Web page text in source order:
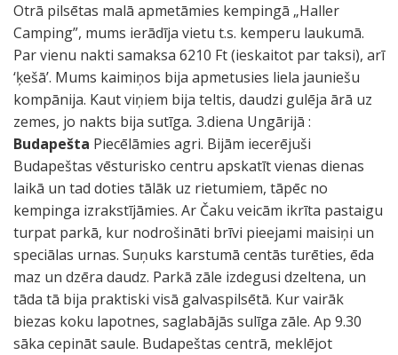
Otrā pilsētas malā apmetāmies kempingā „Haller
Camping”, mums ierādīja vietu t.s. kemperu laukumā.
Par vienu nakti samaksa 6210 Ft (ieskaitot par taksi), arī
‘ķešā’. Mums kaimiņos bija apmetusies liela jauniešu
kompānija. Kaut viņiem bija teltis, daudzi gulēja ārā uz
zemes, jo nakts bija sutīga. 3.diena Ungārijā :
Budapešta Piecēlāmies agri. Bijām iecerējuši
Budapeštas vēsturisko centru apskatīt vienas dienas
laikā un tad doties tālāk uz rietumiem, tāpēc no
kempinga izrakstījāmies. Ar Čaku veicām ikrīta pastaigu
turpat parkā, kur nodrošināti brīvi pieejami maisiņi un
speciālas urnas. Suņuks karstumā centās turēties, ēda
maz un dzēra daudz. Parkā zāle izdegusi dzeltena, un
tāda tā bija praktiski visā galvaspilsētā. Kur vairāk
biezas koku lapotnes, saglabājās sulīga zāle. Ap 9.30
sāka cepināt saule. Budapeštas centrā, meklējot